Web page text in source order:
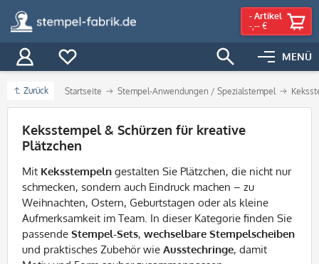
MENÜ
- Artikel
-,-- €
Zurück Startseite Stempel-Anwendungen / Spezialstempel
Filter
Keksstempel & Schürzen für kreative
Plätzchen
Mit Keksstempeln gestalten Sie Plätzchen, die nicht nur
schmecken, sondern auch Eindruck machen – zu
Weihnachten, Ostern, Geburtstagen oder als kleine
Aufmerksamkeit im Team. In dieser Kategorie finden Sie
passende Stempel-Sets, wechselbare Stempelscheiben
und praktisches Zubehör wie Ausstechringe, damit